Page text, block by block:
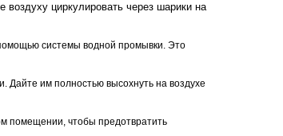
воздуху циркулировать через шарики на
системы водной промывки. Это
Дайте им полностью высохнуть на воздухе
помещении, чтобы предотвратить